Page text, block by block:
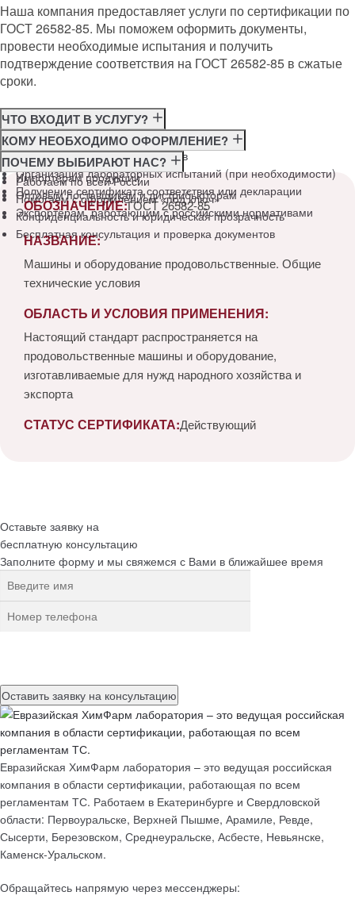
Наша компания предоставляет услуги по сертификации по
ГОСТ 26582-85. Мы поможем оформить документы,
провести необходимые испытания и получить
подтверждение соответствия на ГОСТ 26582-85 в сжатые
сроки.
ЧТО ВХОДИТ В УСЛУГУ?
Консультация по требованиям ГОСТ
Подготовка и подача документов
Организация лабораторных испытаний (при необходимости)
Получение сертификата соответствия или декларации
КОМУ НЕОБХОДИМО ОФОРМЛЕНИЕ?
Производителям
Импортёрам продукции
Оптовым поставщикам и дистрибьюторам
Экспортёрам, работающим с российскими нормативами
ПОЧЕМУ ВЫБИРАЮТ НАС?
Работаем по всей России
Помогаем с оформлением «под ключ»
Конфиденциальность и юридическая прозрачность
Бесплатная консультация и проверка документов
ОБОЗНАЧЕНИЕ:ГОСТ 26582-85
НАЗВАНИЕ:
Машины и оборудование продовольственные. Общие
технические условия
ОБЛАСТЬ И УСЛОВИЯ ПРИМЕНЕНИЯ:
Настоящий стандарт распространяется на
продовольственные машины и оборудование,
изготавливаемые для нужд народного хозяйства и
экспорта
СТАТУС СЕРТИФИКАТА:Действующий
Оставьте заявку на
бесплатную консультацию
Заполните форму и мы свяжемся с Вами в ближайшее время
Евразийская ХимФарм лаборатория – это ведущая российская
компания в области сертификации, работающая по всем
регламентам ТС. Работаем в Екатеринбурге и Свердловской
области: Первоуральске, Верхней Пышме, Арамиле, Ревде,
Сысерти, Березовском, Среднеуральске, Асбесте, Невьянске,
Каменск-Уральском.
Обращайтесь напрямую через мессенджеры: